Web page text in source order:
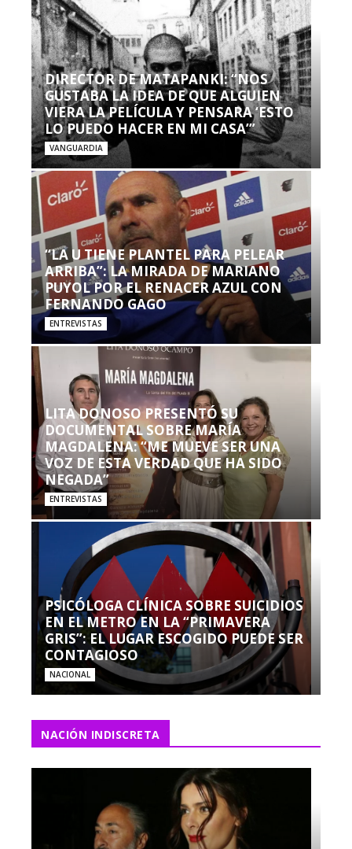
DIRECTOR DE MATAPANKI: “NOS
GUSTABA LA IDEA DE QUE ALGUIEN
VIERA LA PELÍCULA Y PENSARA ‘ESTO
LO PUEDO HACER EN MI CASA’”
VANGUARDIA
“LA U TIENE PLANTEL PARA PELEAR
ARRIBA”: LA MIRADA DE MARIANO
PUYOL POR EL RENACER AZUL CON
FERNANDO GAGO
ENTREVISTAS
LITA DONOSO PRESENTÓ SU
DOCUMENTAL SOBRE MARÍA
MAGDALENA: “ME MUEVE SER UNA
VOZ DE ESTA VERDAD QUE HA SIDO
NEGADA”
ENTREVISTAS
PSICÓLOGA CLÍNICA SOBRE SUICIDIOS
EN EL METRO EN LA “PRIMAVERA
GRIS”: EL LUGAR ESCOGIDO PUEDE SER
CONTAGIOSO
NACIONAL
NACIÓN INDISCRETA